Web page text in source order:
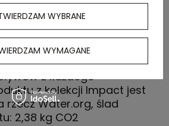
15.6”, wiele kieszeni,
na ramię, uchwyty,
z recyklingu, posiada
który gwarantuje, że
pochodzą z
z każdego
z kolekcji Impact jest
rzecz Water.org, ślad
2,38 kg CO2
WYBRANE
WYMAGANE